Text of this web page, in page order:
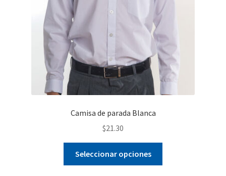
Camisa de parada Blanca
$21.30
Seleccionar opciones